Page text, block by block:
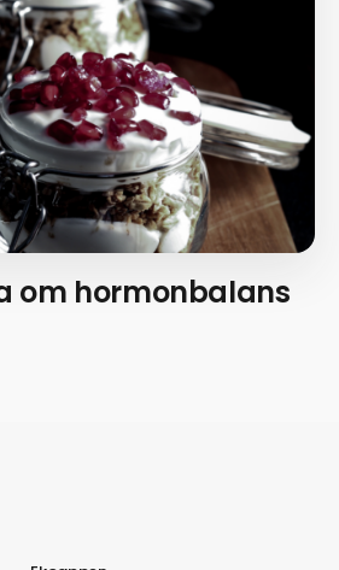
om hormonbalans